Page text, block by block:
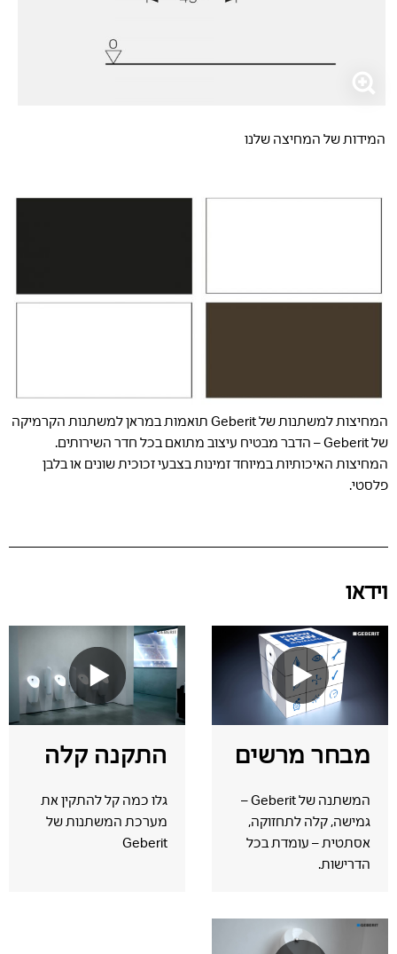
המידות של המחיצה שלנו
המחיצות למשתנות של Geberit תואמות במראן למשתנות הקרמיקה
של Geberit – הדבר מבטיח עיצוב מתואם בכל חדר השירותים.
המחיצות האיכותיות במיוחד זמינות בצבעי זכוכית שונים או בלבן
פלסטי.
וידאו
מבחר מרשים
המשתנה של Geberit
–
גמישה, קלה לתחזוקה,
אסתטית – עומדת בכל
הדרישות.
התקנה קלה
גלו כמה קל להתקין את
מערכת המשתנות של
Geberit